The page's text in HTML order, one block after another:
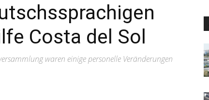
Costa del Sol
waren einige personelle Veränderungen